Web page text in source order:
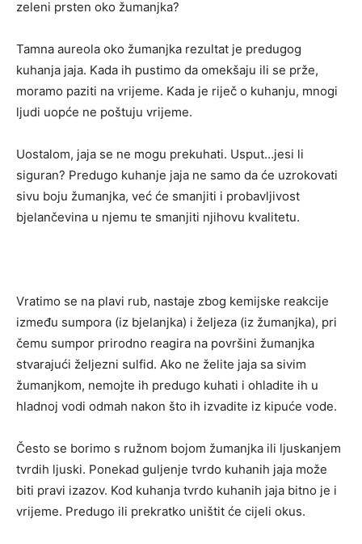
zeleni prsten oko žumanjka?
Tamna aureola oko žumanjka rezultat je predugog
kuhanja jaja. Kada ih pustimo da omekšaju ili se prže,
moramo paziti na vrijeme. Kada je riječ o kuhanju, mnogi
ljudi uopće ne poštuju vrijeme.
Uostalom, jaja se ne mogu prekuhati. Usput…jesi li
siguran? Predugo kuhanje jaja ne samo da će uzrokovati
sivu boju žumanjka, već će smanjiti i probavljivost
bjelančevina u njemu te smanjiti njihovu kvalitetu.
Vratimo se na plavi rub, nastaje zbog kemijske reakcije
između sumpora (iz bjelanjka) i željeza (iz žumanjka), pri
čemu sumpor prirodno reagira na površini žumanjka
stvarajući željezni sulfid. Ako ne želite jaja sa sivim
žumanjkom, nemojte ih predugo kuhati i ohladite ih u
hladnoj vodi odmah nakon što ih izvadite iz kipuće vode.
Često se borimo s ružnom bojom žumanjka ili ljuskanjem
tvrdih ljuski. Ponekad guljenje tvrdo kuhanih jaja može
biti pravi izazov. Kod kuhanja tvrdo kuhanih jaja bitno je i
vrijeme. Predugo ili prekratko uništit će cijeli okus.